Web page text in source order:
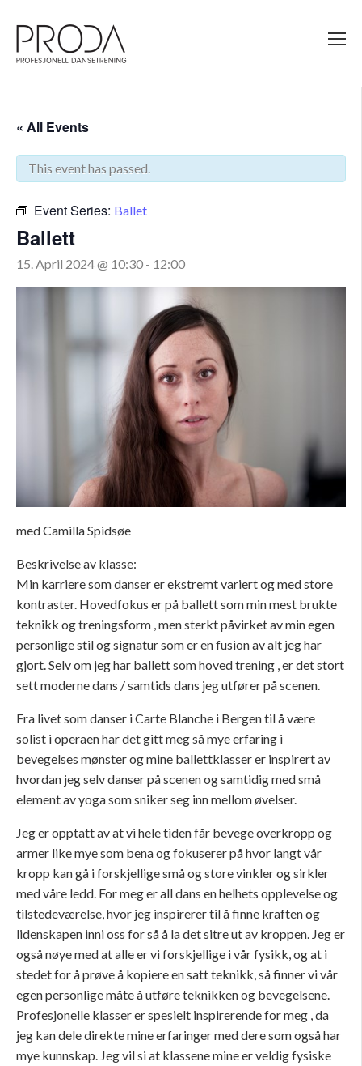
sidens
hovedinnhold
« All Events
This event has passed.
Event Series: Ballet
Ballett
15. April 2024 @ 10:30 - 12:00
med Camilla Spidsøe
Beskrivelse av klasse:
Min karriere som danser er ekstremt variert og med store
kontraster. Hovedfokus er på ballett som min mest brukte
teknikk og treningsform , men sterkt påvirket av min egen
personlige stil og signatur som er en fusion av alt jeg har
gjort. Selv om jeg har ballett som hoved trening , er det stort
sett moderne dans / samtids dans jeg utfører på scenen.
Fra livet som danser i Carte Blanche i Bergen til å være
solist i operaen har det gitt meg så mye erfaring i
bevegelses mønster og mine ballettklasser er inspirert av
hvordan jeg selv danser på scenen og samtidig med små
element av yoga som sniker seg inn mellom øvelser.
Jeg er opptatt av at vi hele tiden får bevege overkropp og
armer like mye som bena og fokuserer på hvor langt vår
kropp kan gå i forskjellige små og store vinkler og sirkler
med våre ledd. For meg er all dans en helhets opplevelse og
tilstedeværelse, hvor jeg inspirerer til å finne kraften og
lidenskapen inni oss for så å la det sitre ut av kroppen. Jeg er
også nøye med at alle er vi forskjellige i vår fysikk, og at i
stedet for å prøve å kopiere en satt teknikk, så finner vi vår
egen personlige måte å utføre teknikken og bevegelsene.
Profesjonelle klasser er spesielt inspirerende for meg , da
jeg kan dele direkte mine erfaringer med dere som også har
mye kunnskap. Jeg vil si at klassene mine er veldig fysiske